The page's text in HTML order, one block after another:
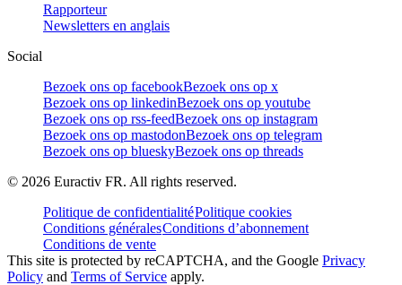
Rapporteur
Newsletters en anglais
Social
Bezoek ons op facebookBezoek ons op x
Bezoek ons op linkedinBezoek ons op youtube
Bezoek ons op rss-feedBezoek ons op instagram
Bezoek ons op mastodonBezoek ons op telegram
Bezoek ons op blueskyBezoek ons op threads
© 2026 Euractiv FR. All rights reserved.
Politique de confidentialitéPolitique cookies
Conditions généralesConditions d’abonnement
Conditions de vente
This site is protected by reCAPTCHA, and the Google Privacy
Policy and Terms of Service apply.